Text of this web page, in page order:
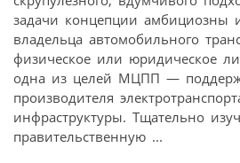
задачи концепции амбициозны
владельца автомобильного
физическое или юридическое
одна из целей МЦПП —
производителя
инфраструктуры. Тщательно
правительственную ...